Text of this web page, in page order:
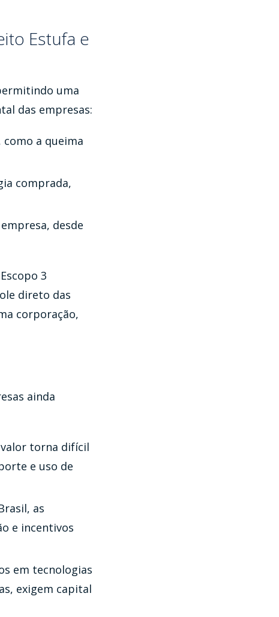
Estufa e
uma
das empresas:
a queima
comprada,
desde
3
direto das
corporação,
ainda
valor torna difícil
e uso de
as
e incentivos
em tecnologias
exigem capital